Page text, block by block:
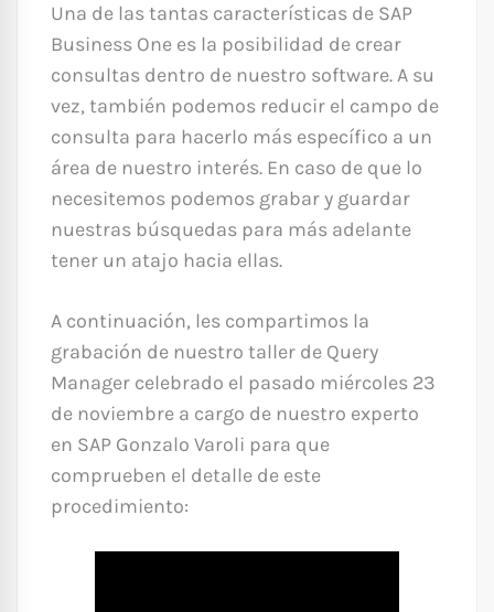
Una de las tantas características de SAP
Business One es la posibilidad de crear
consultas dentro de nuestro software. A su
vez, también podemos reducir el campo de
consulta para hacerlo más específico a un
área de nuestro interés. En caso de que lo
necesitemos podemos grabar y guardar
nuestras búsquedas para más adelante
tener un atajo hacia ellas.
A continuación, les compartimos la
grabación de nuestro taller de Query
Manager celebrado el pasado miércoles 23
de noviembre a cargo de nuestro experto
en SAP Gonzalo Varoli para que
comprueben el detalle de este
procedimiento: